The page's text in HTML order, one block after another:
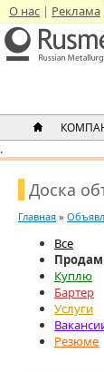
О нас Реклама
.
Доска
Главная »
Все
Продам
Куплю
Бартер
Услуги
Резюме